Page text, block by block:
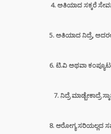
4. ಅತಿಯಾದ ಸಕ್ಕರೆ
5. ಅತಿಯಾದ ನಿದ್ರೆ,
6. ಟಿ.ವಿ ಅಥವಾ
7. ನಿದ್ರೆ ಮಾಡ್ಬೇಕಾದ್ರೆ
8. ಆರೋಗ್ಯ ಸರಿಯಲ್ಲದ